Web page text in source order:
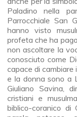
Paladino nella
Parrocchiale San
hanno visto
profeta che ha
non ascoltare la
conosciuto come
capace di cambiare
e la donna sono a
Giuliano Savina,
cristiani e
biblico-coranico